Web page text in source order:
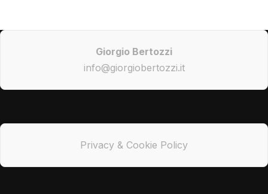
Giorgio Bertozzi
info@giorgiobertozzi.it
Privacy & Cookie Policy